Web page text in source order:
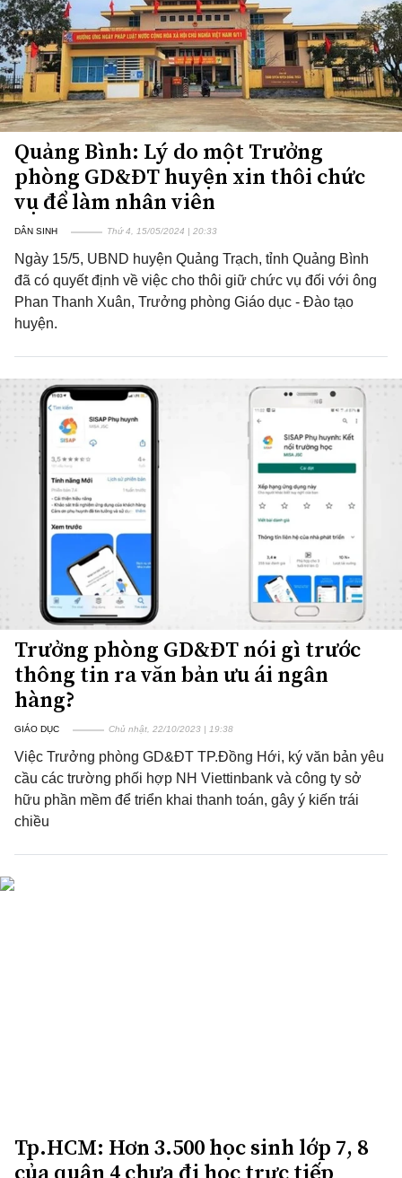
Quảng Bình: Lý do một Trưởng
phòng GD&ĐT huyện xin thôi chức
vụ để làm nhân viên
DÂN SINH Thứ 4, 15/05/2024 | 20:33
Ngày 15/5, UBND huyện Quảng Trạch, tỉnh Quảng Bình
đã có quyết định về việc cho thôi giữ chức vụ đối với ông
Phan Thanh Xuân, Trưởng phòng Giáo dục - Đào tạo
huyện.
Trưởng phòng GD&ĐT nói gì trước
thông tin ra văn bản ưu ái ngân
hàng?
GIÁO DỤC Chủ nhật, 22/10/2023 | 19:38
Việc Trưởng phòng GD&ĐT TP.Đồng Hới, ký văn bản yêu
cầu các trường phối hợp NH Viettinbank và công ty sở
hữu phần mềm để triển khai thanh toán, gây ý kiến trái
chiều
Tp.HCM: Hơn 3.500 học sinh lớp 7, 8